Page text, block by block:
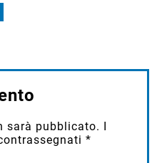
sarà pubblicato.
*